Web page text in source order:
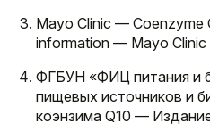
Mayo Clinic — Coenzyme
information — Mayo
ФГБУН «ФИЦ питания и
пищевых источников и
коэнзима Q10 —